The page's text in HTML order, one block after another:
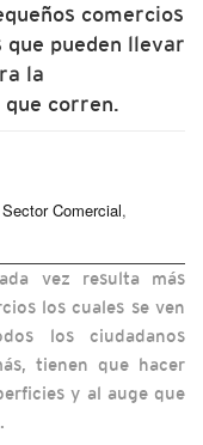
comercios
pueden llevar
la
corren.
Comercial,
vez resulta más
los cuales se ven
los ciudadanos
tienen que hacer
y al auge que